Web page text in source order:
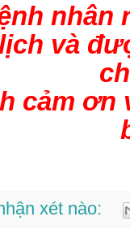
nhân
và
cảm ơn
xét nào: